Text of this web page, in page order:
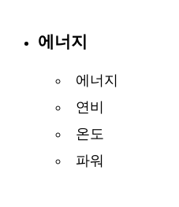
에너지
에너지
연비
온도
파워